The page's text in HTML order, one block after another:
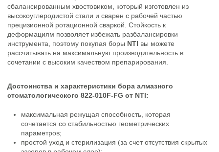
сбалансированным хвостовиком, который изготовлен из
высокоуглеродистой стали и сварен с рабочей частью
прецизионной ротационной сваркой. Стойкость к
деформациям позволяет избежать разбалансировки
инструмента, поэтому покупая боры NTI вы можете
рассчитывать на максимальную производительность в
сочетании с высоким качеством препарирования.
Достоинства и характеристики бора алмазного
стоматологического 822-010F-FG от NTI:
максимальная режущая способность, которая
сочетается со стабильностью геометрических
параметров;
простой уход и стерилизация (за счет отсутствия скрытых